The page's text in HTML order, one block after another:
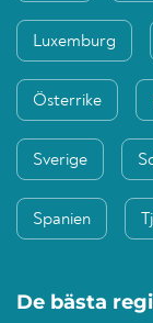
Luxemburg
Österrike
Sverige
Spanien
De bästa